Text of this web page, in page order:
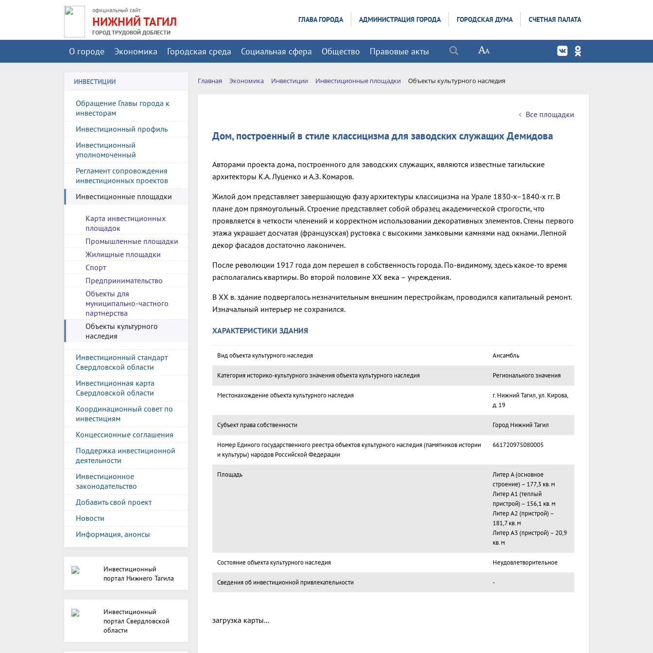
официальный сайт
НИЖНИЙ ТАГИЛ
ГОРОД ТРУДОВОЙ ДОБЛЕСТИ
ГЛАВА ГОРОДА АДМИНИСТРАЦИЯ ГОРОДА ГОРОДСКАЯ ДУМА СЧЕТНАЯ ПАЛАТА
О городе Экономика Городская среда Социальная сфера Общество Правовые акты
ИНВЕСТИЦИИ
Обращение Главы города к
инвесторам
Инвестиционный профиль
Инвестиционный
уполномоченный
Регламент сопровождения
инвестиционных проектов
Инвестиционные площадки
Карта инвестиционных
площадок
Промышленные площадки
Жилищные площадки
Спорт
Предпринимательство
Объекты для
муниципально-частного
партнерства
Объекты культурного
наследия
Инвестиционный стандарт
Свердловской области
Инвестиционная карта
Свердловской области
Координационный совет по
инвестициям
Концессионные соглашения
Поддержка инвестиционной
деятельности
Инвестиционное
законодательство
Добавить свой проект
Новости
Информация, анонсы
Инвестиционный
портал Нижнего Тагила
Инвестиционный
портал Свердловской
области
Главная Экономика Инвестиции Инвестиционные площадки Объекты культурного наследия
Все площадки
Дом, построенный в стиле классицизма для заводских служащих Демидова
Авторами проекта дома, построенного для заводских служащих, являются известные тагильские
архитекторы К.А. Луценко и А.З. Комаров.
Жилой дом представляет завершающую фазу архитектуры классицизма на Урале 1830-х–1840-х гг. В
плане дом прямоугольный. Строение представляет собой образец академической строгости, что
проявляется в четкости членений и корректном использовании декоративных элементов. Стены первого
этажа украшает досчатая (французская) рустовка с высокими замковыми камнями над окнами. Лепной
декор фасадов достаточно лаконичен.
После революции 1917 года дом перешел в собственность города. По-видимому, здесь какое-то время
располагались квартиры. Во второй половине XX века – учреждения.
В XX в. здание подвергалось незначительным внешним перестройкам, проводился капитальный ремонт.
Изначальный интерьер не сохранился.
ХАРАКТЕРИСТИКИ ЗДАНИЯ
Вид объекта культурного наследия Ансамбль
Категория историко-культурного значения объекта культурного наследия Регионального значения
Местонахождение объекта культурного наследия
г. Нижний Тагил, ул. Кирова,
д. 19
Субъект права собственности Город Нижний Тагил
Номер Единого государственного реестра объектов культурного наследия (памятников истории
и культуры) народов Российской Федерации
661720975080005
Площадь
Литер А (основное
строение) – 177,3 кв. м
Литер А1 (теплый
пристрой) – 156,1 кв. м
Литер А2 (пристрой) –
181,7 кв. м
Литер А3 (пристрой) – 20,9
кв. м
Состояние объекта культурного наследия Неудовлетворительное
Сведения об инвестиционной привлекательности -
загрузка карты...